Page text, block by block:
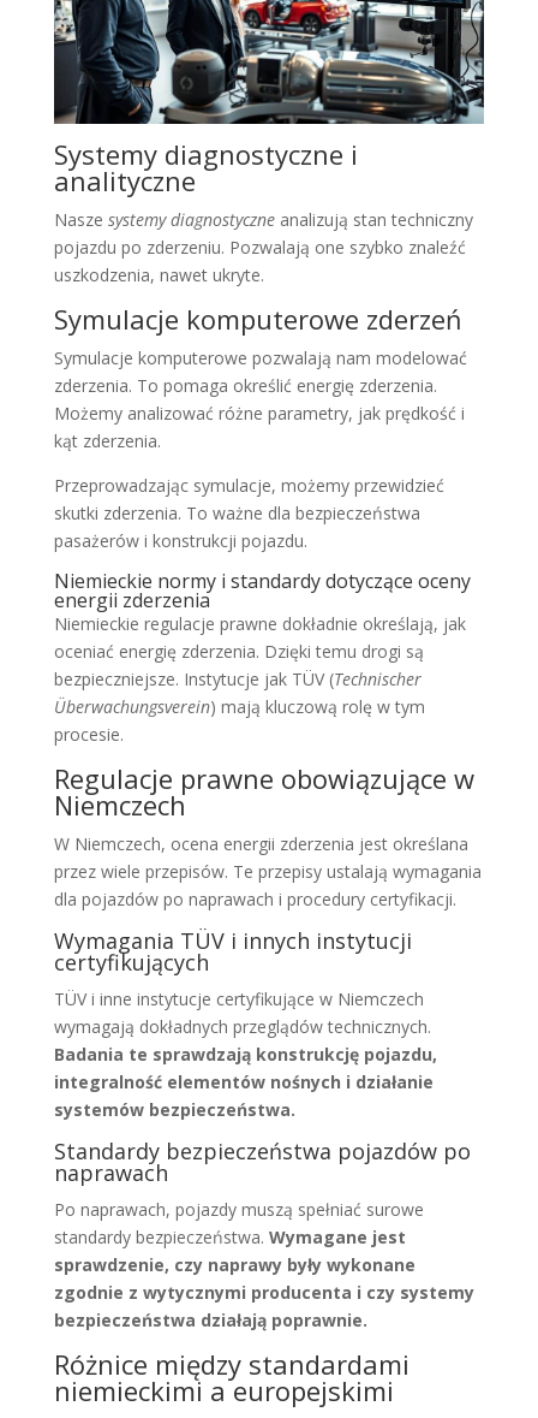
Systemy diagnostyczne i
analityczne
Nasze systemy diagnostyczneanalizują stan techniczny
pojazdu po zderzeniu. Pozwalają one szybko znaleźć
uszkodzenia, nawet ukryte.
Symulacje komputerowe zderzeń
Symulacje komputerowe pozwalają nam modelować
zderzenia. To pomaga określić energię zderzenia.
Możemy analizować różne parametry, jak prędkość i
kąt zderzenia.
Przeprowadzając symulacje, możemy przewidzieć
skutki zderzenia. To ważne dla bezpieczeństwa
pasażerów i konstrukcji pojazdu.
Niemieckie normy i standardy dotyczące oceny
energii zderzenia
Niemieckie regulacje prawne dokładnie określają, jak
oceniać energię zderzenia. Dzięki temu drogi są
bezpieczniejsze. Instytucje jak TÜV (Technischer
Überwachungsverein) mają kluczową rolę w tym
procesie.
Regulacje prawne obowiązujące w
Niemczech
W Niemczech, ocena energii zderzenia jest określana
przez wiele przepisów. Te przepisy ustalają wymagania
dla pojazdów po naprawach i procedury certyfikacji.
Wymagania TÜV i innych instytucji
certyfikujących
TÜV i inne instytucje certyfikujące w Niemczech
wymagają dokładnych przeglądów technicznych.
Badania te sprawdzają konstrukcję pojazdu,
integralność elementów nośnych i działanie
systemów bezpieczeństwa.
Standardy bezpieczeństwa pojazdów po
naprawach
Po naprawach, pojazdy muszą spełniać surowe
standardy bezpieczeństwa. Wymagane jest
sprawdzenie, czy naprawy były wykonane
zgodnie z wytycznymi producenta i czy systemy
bezpieczeństwa działają poprawnie.
Różnice między standardami
niemieckimi a europejskimi